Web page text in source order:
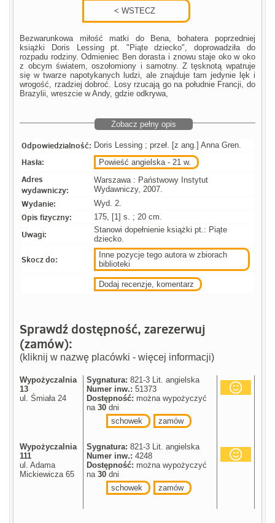
Bezwarunkowa miłość matki do Bena, bohatera poprzedniej
książki Doris Lessing pt. "Piąte dziecko", doprowadziła do
rozpadu rodziny. Odmieniec Ben dorasta i znowu staje oko w oko
z obcym światem, oszołomiony i samotny. Z tęsknotą wpatruje
się w twarze napotykanych ludzi, ale znajduje tam jedynie lęk i
wrogość, rzadziej dobroć. Losy rzucają go na południe Francji, do
Brazylii, wreszcie w Andy, gdzie odkrywa,
Zobacz pełny opis
Odpowiedzialność: Doris Lessing ; przeł. [z ang.] Anna Gren.
Hasła: Powieść angielska - 21 w.
Adres
wydawniczy:
Warszawa : Państwowy Instytut
Wydawniczy, 2007.
Wydanie: Wyd. 2.
Opis fizyczny: 175, [1] s. ; 20 cm.
Uwagi:
Stanowi dopełnienie książki pt.: Piąte
dziecko.
Skocz do:
Inne pozycje tego autora w zbiorach
biblioteki
Dodaj recenzje, komentarz
Sprawdź dostępność, zarezerwuj
(zamów):
(kliknij w nazwę placówki - więcej informacji)
Wypożyczalnia
13
ul. Śmiała 24
Sygnatura: 821-3 Lit. angielska
Numer inw.: 51373
Dostępność: można wypożyczyć
na30 dni
schowek
zamów
Wypożyczalnia
111
ul. Adama
Mickiewicza 65
Sygnatura: 821-3 Lit. angielska
Numer inw.: 4248
Dostępność: można wypożyczyć
na30 dni
schowek
zamów